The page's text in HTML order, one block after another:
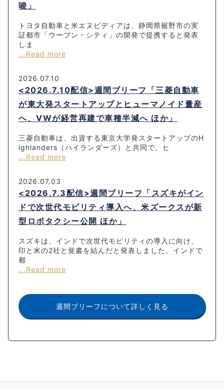
唆」
トヨタ自動車と米エヌビディアは、静岡県裾野市の実
証都市「ウーブン・シティ」の開発で提携すると発表
しま
...Read more
2026.07.10
<2026.7.10配信>週間ブリーフ「三菱自動車
が東大発スタートアップとヒューマノイド量産
へ、VWが経営再建で車種半減へ ほか」
三菱自動車は、出資する東京大学発スタートアップのH
ighlanders（ハイランダーズ）と共同で、ヒ
...Read more
2026.07.03
<2026.7.3配信>週間ブリーフ「スズキがイン
ドで次世代モビリティ導入へ、米ズークスが新
型ロボタクシー公開 ほか」
スズキは、インドで次世代モビリティの導入に向け、
印と米の2社と覚書を結んだと発表しました。インドで
都
...Read more
週間ブリーフについて詳しく見る